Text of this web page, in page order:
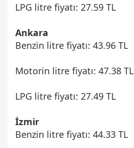
LPG litre fiyatı: 27.59 TL
Ankara
Benzin litre fiyatı: 43.96 TL
Motorin litre fiyatı: 47.38 TL
LPG litre fiyatı: 27.49 TL
İzmir
Benzin litre fiyatı: 44.33 TL